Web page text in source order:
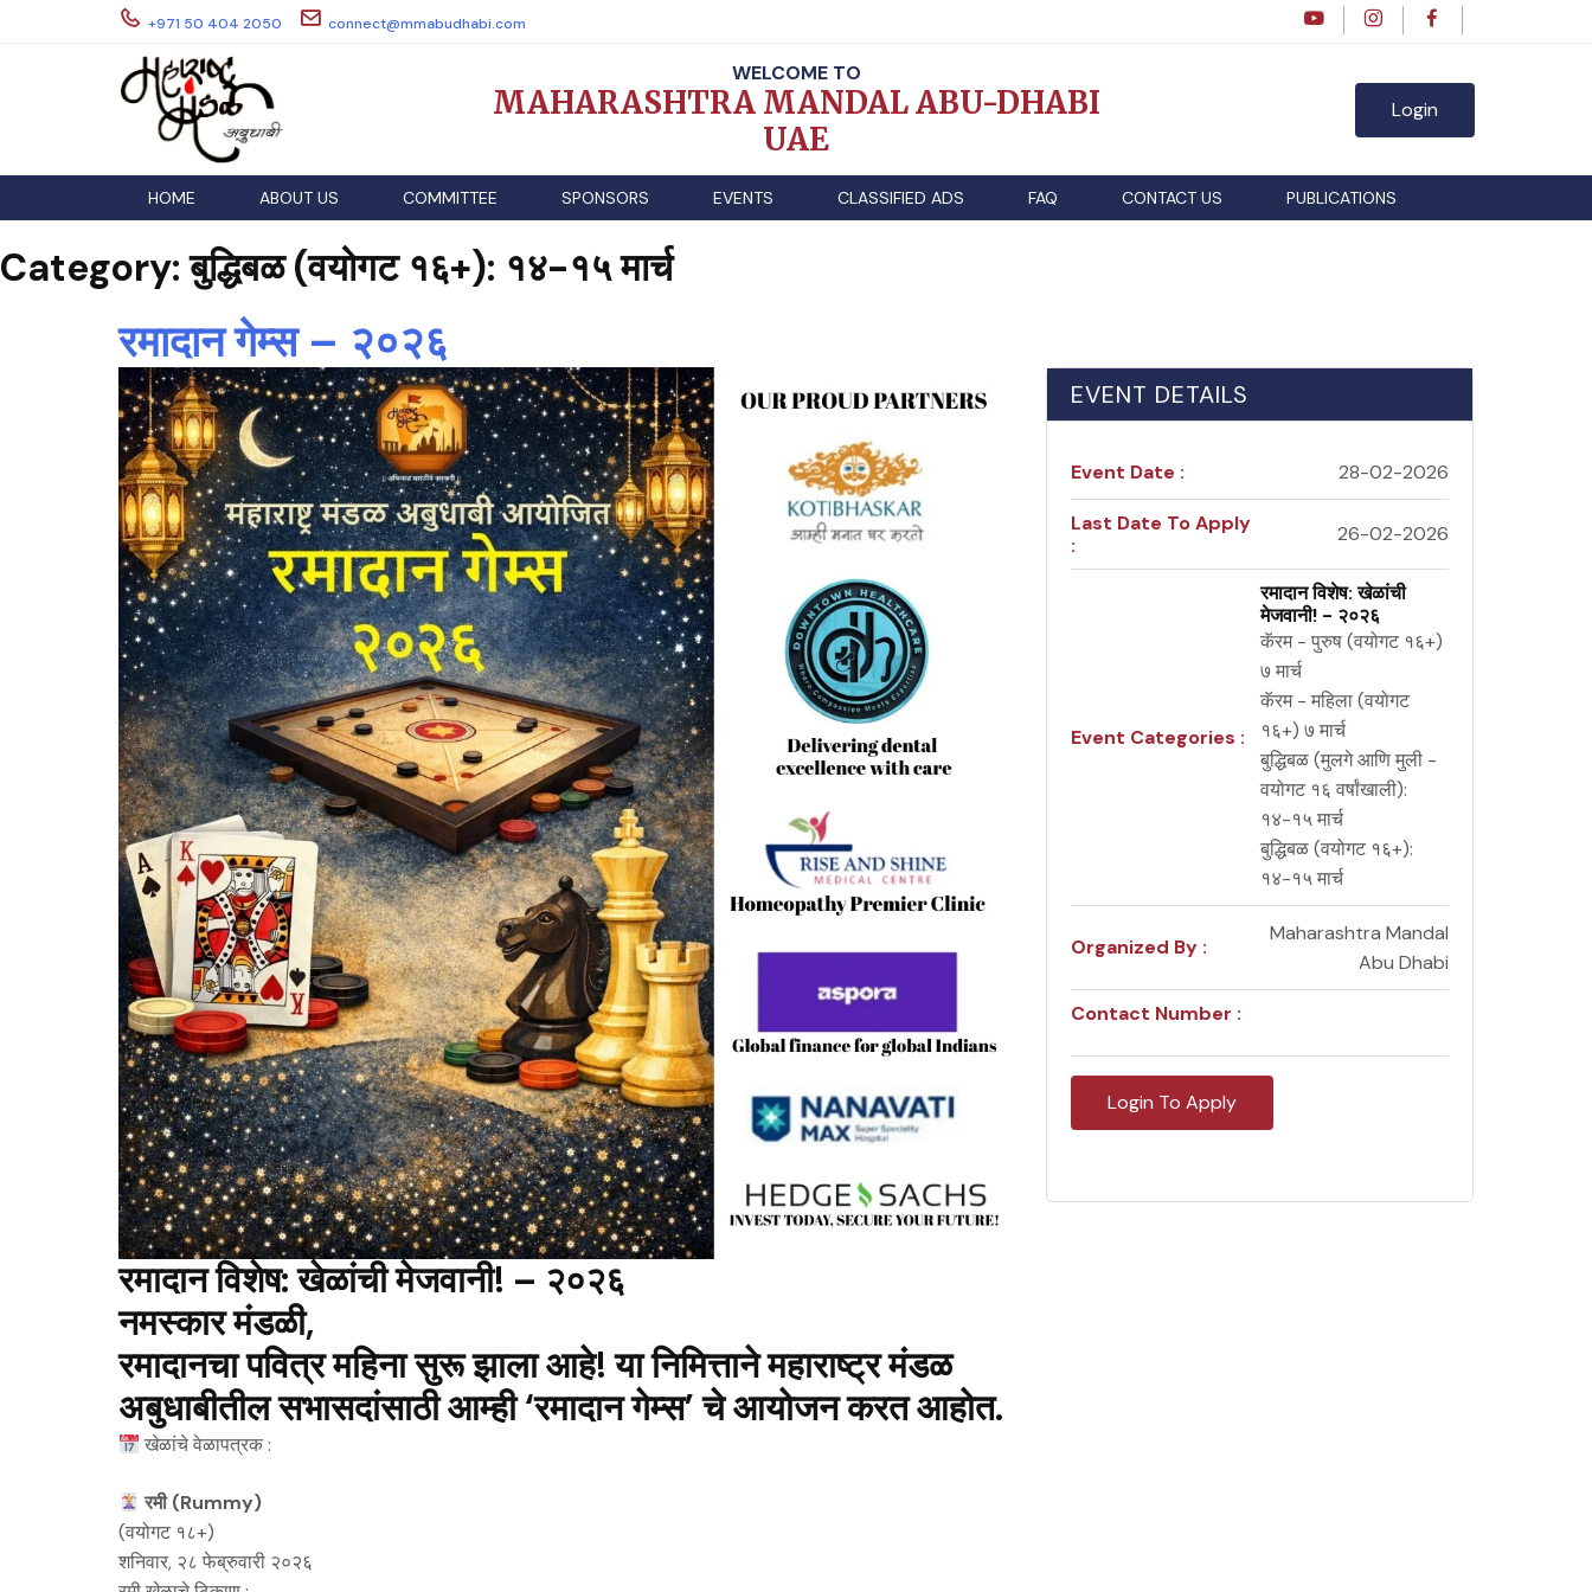
+971 50 404 2050 connect@mmabudhabi.com
WELCOME TO
MAHARASHTRA MANDAL ABU-DHABI
UAE
Login
HOME ABOUT US COMMITTEE SPONSORS EVENTS CLASSIFIED ADS FAQ CONTACT US PUBLICATIONS
Category:बुद्धिबळ (वयोगट १६+): १४-१५ मार्च
रमादान गेम्स – २०२६
रमादान विशेष: खेळांची मेजवानी! – २०२६
​नमस्कार मंडळी,
​रमादानचा पवित्र महिना सुरू झाला आहे! या निमित्ताने महाराष्ट्र मंडळ
अबुधाबीतील सभासदांसाठी आम्ही ‘रमादान गेम्स’ चे आयोजन करत आहोत.
खेळांचे वेळापत्रक :
रमी (Rummy)
(वयोगट १८+)
शनिवार, २८ फेब्रुवारी २०२६
EVENT DETAILS
Event Date : 28-02-2026
Last Date To Apply
:
26-02-2026
Event Categories :
रमादान विशेष: खेळांची
मेजवानी! - २०२६
कॅरम - पुरुष (वयोगट १६+)
७ मार्च
कॅरम - महिला (वयोगट
१६+) ७ मार्च
बुद्धिबळ (मुलगे आणि मुली -
वयोगट १६ वर्षांखाली):
१४-१५ मार्च
बुद्धिबळ (वयोगट १६+):
१४-१५ मार्च
Organized By :
Maharashtra Mandal
Abu Dhabi
Contact Number :
Login To Apply